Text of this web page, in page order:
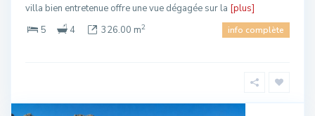
villa bien entretenue offre une vue dégagée sur la [plus]
5
4 326.00 m2 info complète